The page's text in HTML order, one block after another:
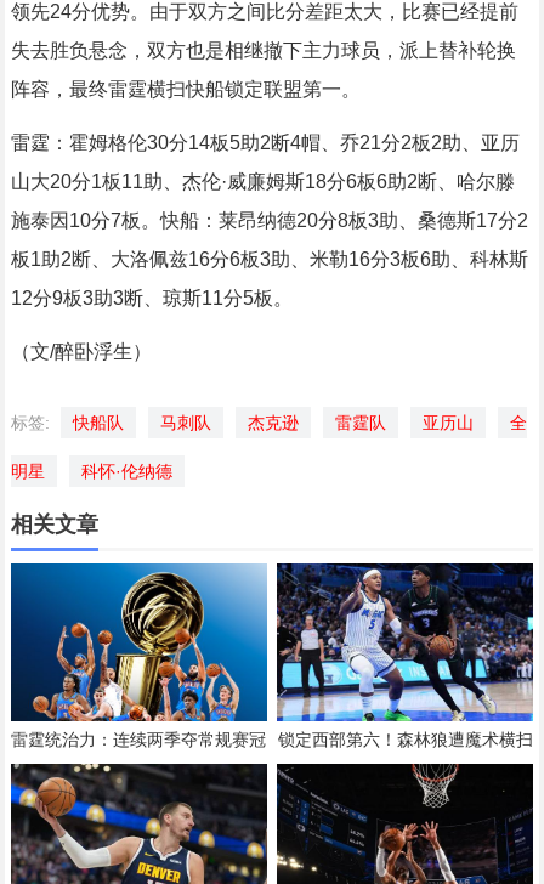
领先24分优势。由于双方之间比分差距太大，比赛已经提前
失去胜负悬念，双方也是相继撤下主力球员，派上替补轮换
阵容，最终雷霆横扫快船锁定联盟第一。
雷霆：霍姆格伦30分14板5助2断4帽、乔21分2板2助、亚历
山大20分1板11助、杰伦·威廉姆斯18分6板6助2断、哈尔滕
施泰因10分7板。快船：莱昂纳德20分8板3助、桑德斯17分2
板1助2断、大洛佩兹16分6板3助、米勒16分3板6助、科林斯
12分9板3助3断、琼斯11分5板。
（文/醉卧浮生）
标签: 快船队 马刺队 杰克逊 雷霆队 亚历山 全
明星 科怀·伦纳德
相关文章
雷霆统治力：连续两季夺常规赛冠
军 亚历山大连140场20+冲2连冠
锁定西部第六！森林狼遭魔术横扫
班凯罗20+8+6香农33分